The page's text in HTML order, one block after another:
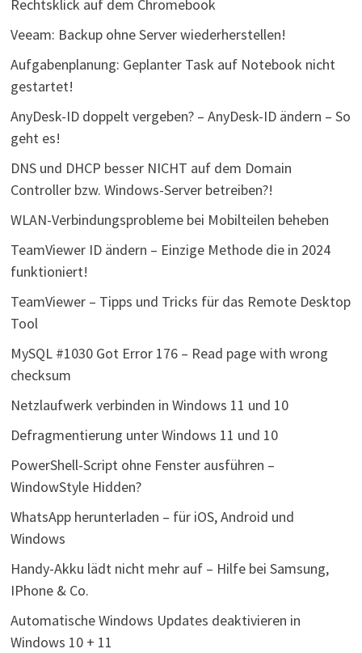
Rechtsklick auf dem Chromebook
Veeam: Backup ohne Server wiederherstellen!
Aufgabenplanung: Geplanter Task auf Notebook nicht
gestartet!
AnyDesk-ID doppelt vergeben? – AnyDesk-ID ändern – So
geht es!
DNS und DHCP besser NICHT auf dem Domain
Controller bzw. Windows-Server betreiben?!
WLAN-Verbindungsprobleme bei Mobilteilen beheben
TeamViewer ID ändern – Einzige Methode die in 2024
funktioniert!
TeamViewer – Tipps und Tricks für das Remote Desktop
Tool
MySQL #1030 Got Error 176 – Read page with wrong
checksum
Netzlaufwerk verbinden in Windows 11 und 10
Defragmentierung unter Windows 11 und 10
PowerShell-Script ohne Fenster ausführen –
WindowStyle Hidden?
WhatsApp herunterladen – für iOS, Android und
Windows
Handy-Akku lädt nicht mehr auf – Hilfe bei Samsung,
IPhone & Co.
Automatische Windows Updates deaktivieren in
Windows 10 + 11